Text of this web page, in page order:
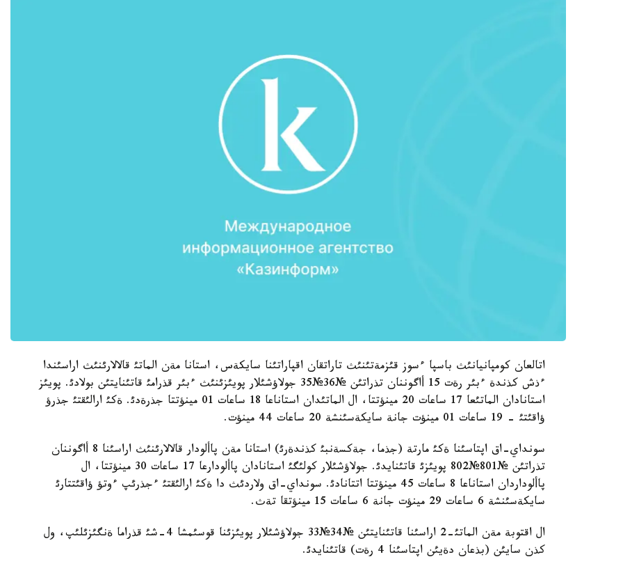
اتالعان كومپانيانئث باسپا ءسوز قئزمةتئنئث تاراتقان اقپاراتئنا سايكةس، استانا مةن الماتئ قالالارئنئث اراسئندا
ءذش كذندة ءبئر رةت 15 أاگوننان تذراتئن №36№35 جولاؤشئلار پويئزئنئث ءبئر قذرامئ قاتئنايتئن بولادئ. پويئز
استانادان الماتئعا 17 ساعات 20 مينؤتتا، ال الماتئدان استاناعا 18 ساعات 01 مينؤتتا جذرةدئ. ةكئ ارالئقتئ جذرؤ
ؤاقئتئ - 19 ساعات 01 مينؤت جانة سايكةسئنشة 20 ساعات 44 مينؤت.
سونداي-اق اپتاسئنا ةكئ مارتة (جذما، جةكسةنبئ كذندةرئ) استانا مةن پاألودار قالالارئنئث اراسئنا 8 أاگوننان
تذراتئن №801№802 پويئزئ قاتئنايدئ. جولاؤشئلار كولئگئ استانادان پاألودارعا 17 ساعات 30 مينؤتتا، ال
پاألوداردان استاناعا 8 ساعات 45 مينؤتتا اتتانادئ. سونداي-اق ولاردئث دا ةكئ ارالئقتئ ءجذرئپ ءوتؤ ؤاقئتتارئ
سايكةسئنشة 6 ساعات 29 مينؤت جانة 6 ساعات 15 مينؤتقا تةث.
ال اقتوبة مةن الماتئ-2 اراسئنا قاتئنايتئن №34№33 جولاؤشئلار پويئزئنا قوسئمشا 4-شئ قذراما ةنگئزئلئپ، ول
كذن سايئن (بذعان دةيئن اپتاسئنا 4 رةت) قاتئنايدئ.